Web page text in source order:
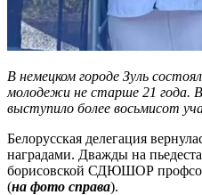
В немецком городе Зуль
молодежи не старше 21 года.
выступило более восьмисот
Белорусская делегация
наградами. Дважды на
борисовской СДЮШОР
(на фото справа).